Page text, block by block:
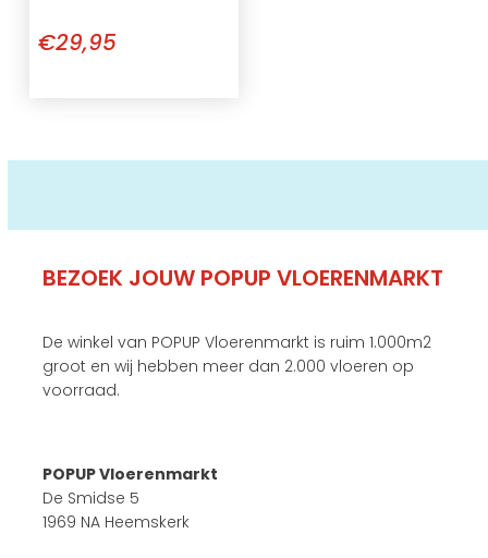
€29,95
BEZOEK JOUW POPUP VLOERENMARKT
De winkel van POPUP Vloerenmarkt is ruim 1.000m2
groot en wij hebben meer dan 2.000 vloeren op
voorraad.
POPUP Vloerenmarkt
De Smidse 5
1969 NA Heemskerk